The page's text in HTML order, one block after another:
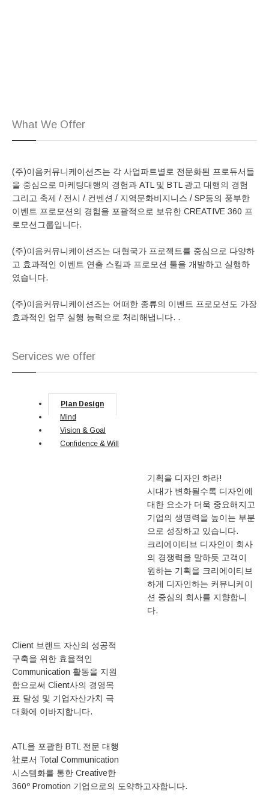
What We Offer
(주)이음커뮤니케이션즈는 각 사업파트별로 전문화된 프로듀서들
을 중심으로 마케팅대행의 경험과 ATL 및 BTL 광고 대행의 경험
그리고 축제 / 전시 / 컨벤션 / 지역문화비지니스 / SP등의 풍부한
이벤트 프로모션의 경험을 포괄적으로 보유한 CREATIVE 360 프
로모션그룹입니다.
(주)이음커뮤니케이션즈는 대형국가 프로젝트를 중심으로 다양하
고 효과적인 이벤트 연출 스킬과 프로모션 툴을 개발하고 실행하
였습니다.
(주)이음커뮤니케이션즈는 어떠한 종류의 이벤트 프로모션도 가장
효과적인 업무 실행 능력으로 처리해냅니다. .
Services we offer
Plan Design
Mind
Vision & Goal
Confidence & Will
기획을 디자인 하라!
시대가 변화될수록 디자인에
대한 요소가 더욱 중요해지고
기업의 생명력을 높이는 부분
으로 성장하고 있습니다.
크리에이티브 디자인이 회사
의 경쟁력을 말하듯 고객이
원하는 기획을 크리에이티브
하게 디자인하는 커뮤니케이
션 중심의 회사를 지향합니
다.
Client 브랜드 자산의 성공적
구축을 위한 효율적인
Communication 활동을 지원
함으로써 Client사의 경영목
표 달성 및 기업자산가치 극
대화에 이바지합니다.
ATL을 포괄한 BTL 전문 대행
社로서 Total Communication
시스템화를 통한 Creative한
360º Promotion 기업으로의 도약하고자합니다.